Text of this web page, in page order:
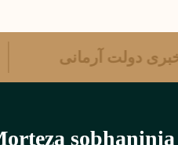
خبری دولت آرمانی